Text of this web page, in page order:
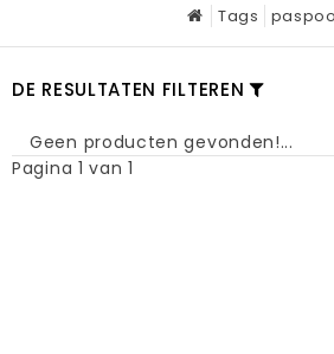
Tags
DE RESULTATEN FILTEREN
Geen producten gevonden!...
Pagina 1 van 1